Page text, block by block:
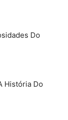
Do
História Do